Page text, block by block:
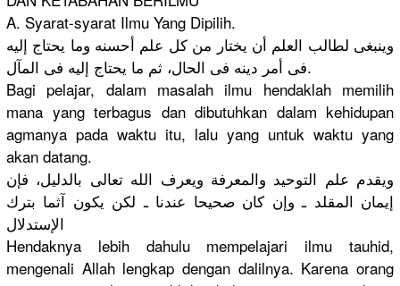
A. Syarat-syarat Ilmu Yang Dipilih.
وينبغى لطالب العلم أن يختار من كل علم أحسنه وما يحتاج إليه
فى أمر دينه فى الحال، ثم ما يحتاج إليه فى المآل.
Bagi pelajar, dalam masalah ilmu hendaklah memilih
mana yang terbagus dan dibutuhkan dalam kehidupan
agmanya pada waktu itu, lalu yang untuk waktu yang
akan datang.
ويقدم علم التوحيد والمعرفة ويعرف الله تعالى بالدليل، فإن
إيمان المقلد ـ وإن كان صحيحا عندنا ـ لكن يكون آثما بترك
الإستدلال
Hendaknya lebih dahulu mempelajari ilmu tauhid,
mengenali Allah lengkap dengan dalilnya. Karena orang